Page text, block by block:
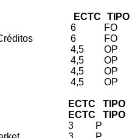
ECTC
TIPO
6
FO
6
FO
4,5
OP
4,5
OP
4,5
OP
4,5
OP
ECTC
TIPO
ECTC
TIPO
3
P